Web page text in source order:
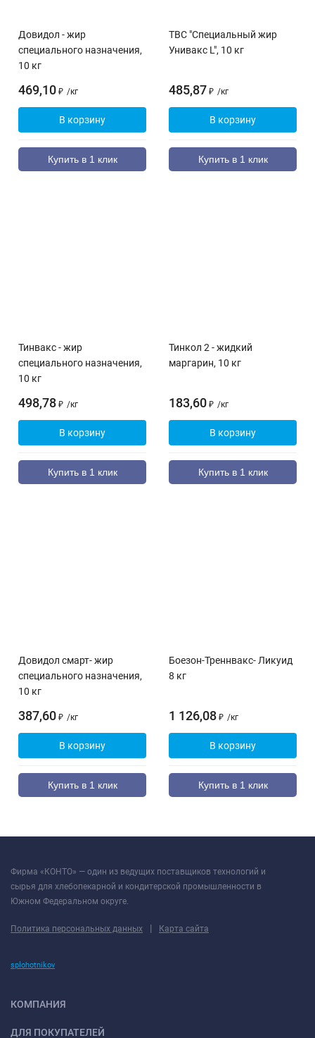
Довидол - жир
специального назначения,
10 кг
469,10 ₽ /кг
В корзину
Купить в 1 клик
ТВС "Специальный жир
Унивакс L", 10 кг
485,87 ₽ /кг
В корзину
Купить в 1 клик
Тинвакс - жир
специального назначения,
10 кг
498,78 ₽ /кг
В корзину
Купить в 1 клик
Тинкол 2 - жидкий
маргарин, 10 кг
183,60 ₽ /кг
В корзину
Купить в 1 клик
Довидол смарт- жир
специального назначения,
10 кг
387,60 ₽ /кг
В корзину
Купить в 1 клик
Боезон-Треннвакс- Ликуид
8 кг
1 126,08 ₽ /кг
В корзину
Купить в 1 клик
Фирма «КОНТО» — один из ведущих поставщиков технологий и
сырья для хлебопекарной и кондитерской промышленности в
Южном Федеральном округе.
Политика персональных данных | Карта сайта
splohotnikov
КОМПАНИЯ
ДЛЯ ПОКУПАТЕЛЕЙ